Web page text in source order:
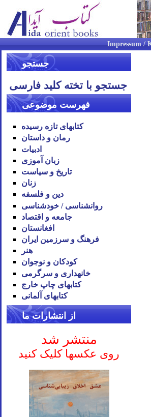
جستجو
جستجو با تخته کلید فارسی
فهرست موضوعی
کتابهای تازه رسیده
رمان و داستان
ادبیات
زبان آموزی
تاریخ و سیاست
زنان
دین و فلسفه
روان‪شناسی / خودشناسی
جامعه و اقتصاد
افغانستان
فرهنگ و سرزمین ایران
هنر
کودکان و نوجوان
خانه‪داری و سرگرمی
کتاب‪های چاپ خارج
کتاب‪های آلمانی
از انتشارات ما
منتشر شد
روی عکسها کلیک کنید